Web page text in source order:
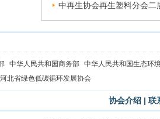
中再生协会再生塑料分会二
中华人民共和国商务部 中华人民共和国生态环
河北省绿色低碳循环发展协会
协会介绍 | 联